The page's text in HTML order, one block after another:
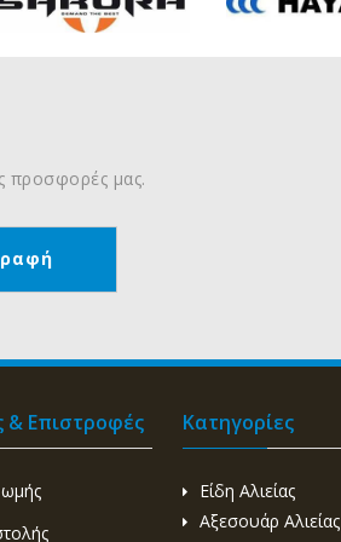
προσφορές μας.
& Επιστροφές Κατηγορίες
Είδη Αλιείας
Αξεσουάρ Αλιείας